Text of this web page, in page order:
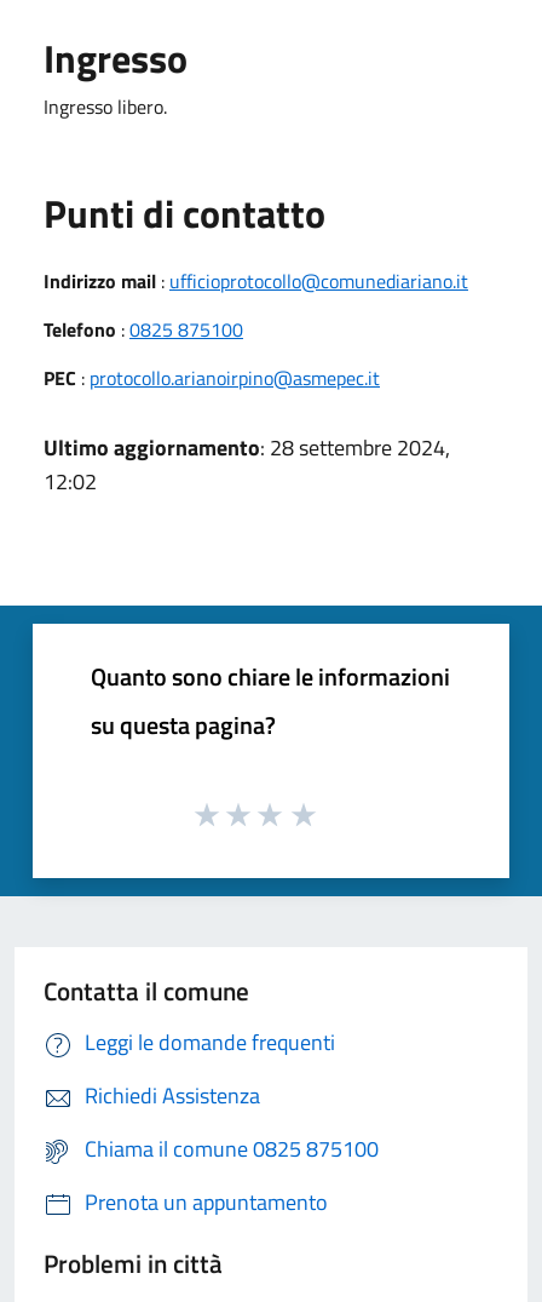
Ingresso
Ingresso libero.
Punti di contatto
Indirizzo mail : ufficioprotocollo@comunediariano.it
Telefono :0825 875100
PEC : protocollo.arianoirpino@asmepec.it
Ultimo aggiornamento: 28 settembre 2024,
12:02
Quanto sono chiare le informazioni
su questa pagina?
Contatta il comune
Leggi le domande frequenti
Richiedi Assistenza
Chiama il comune 0825 875100
Prenota un appuntamento
Problemi in città